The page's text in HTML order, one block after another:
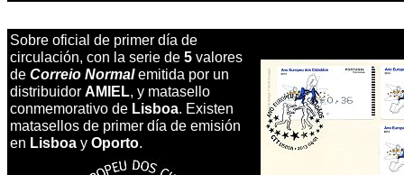
Sobre oficial de primer día de
circulación, con la serie de 5 valores
de Correio Normalemitida por un
distribuidor AMIEL, y matasello
conmemorativo de Lisboa. Existen
matasellos de primer día de emisión
en Lisboa y Oporto.